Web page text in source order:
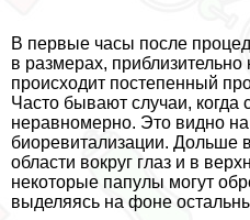
В первые часы после
в размерах, приблизительно
происходит постепенный
Часто бывают случаи, когда
неравномерно. Это видно
биоревитализации. Дольше
области вокруг глаз и в
некоторые папулы могут
выделяясь на фоне